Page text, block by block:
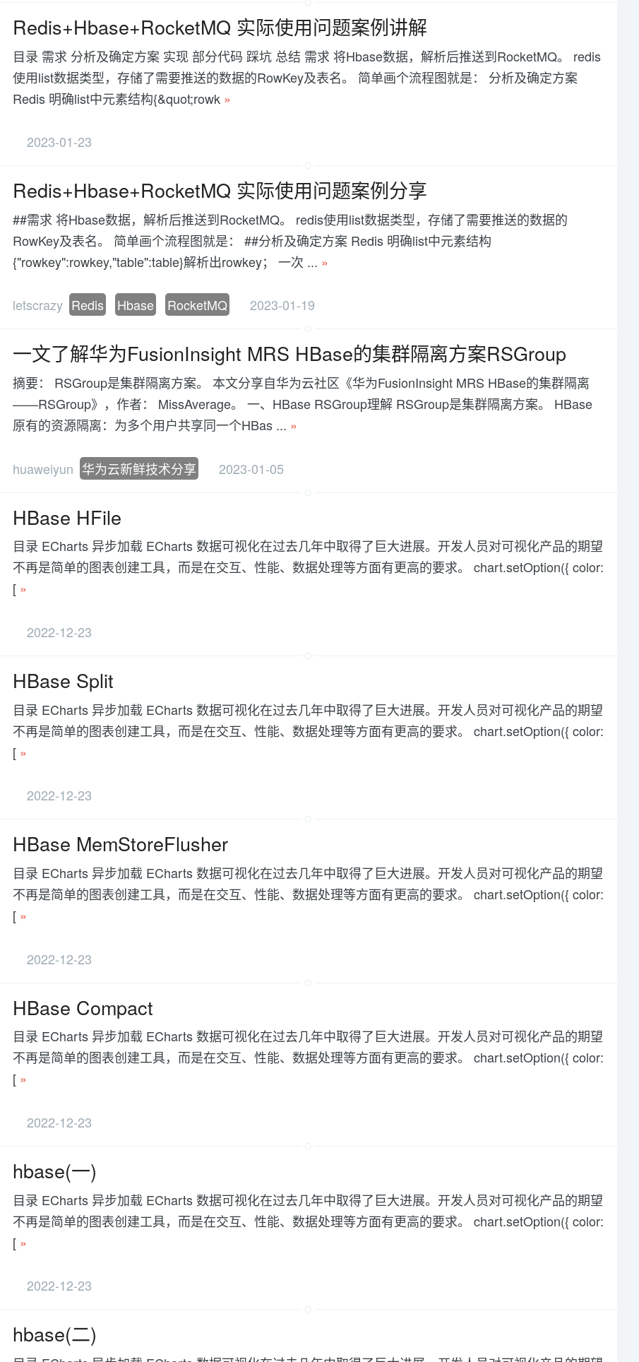
Redis+Hbase+RocketMQ 实际使用问题案例讲解
目录 需求 分析及确定方案 实现 部分代码 踩坑 总结 需求 将Hbase数据，解析后推送到RocketMQ。 redis
使用list数据类型，存储了需要推送的数据的RowKey及表名。 简单画个流程图就是： 分析及确定方案
Redis 明确list中元素结构{&quot;rowk »
2023-01-23
Redis+Hbase+RocketMQ 实际使用问题案例分享
##需求 将Hbase数据，解析后推送到RocketMQ。 redis使用list数据类型，存储了需要推送的数据的
RowKey及表名。 简单画个流程图就是： ##分析及确定方案 Redis 明确list中元素结构
{"rowkey":rowkey,"table":table}解析出rowkey； 一次 ... »
letscrazy Redis Hbase RocketMQ 2023-01-19
一文了解华为FusionInsight MRS HBase的集群隔离方案RSGroup
摘要： RSGroup是集群隔离方案。 本文分享自华为云社区《华为FusionInsight MRS HBase的集群隔离
——RSGroup》，作者： MissAverage。 一、HBase RSGroup理解 RSGroup是集群隔离方案。 HBase
原有的资源隔离：为多个用户共享同一个HBas ... »
huaweiyun 华为云新鲜技术分享 2023-01-05
HBase HFile
目录 ECharts 异步加载 ECharts 数据可视化在过去几年中取得了巨大进展。开发人员对可视化产品的期望
不再是简单的图表创建工具，而是在交互、性能、数据处理等方面有更高的要求。 chart.setOption({ color:
[ »
2022-12-23
HBase Split
目录 ECharts 异步加载 ECharts 数据可视化在过去几年中取得了巨大进展。开发人员对可视化产品的期望
不再是简单的图表创建工具，而是在交互、性能、数据处理等方面有更高的要求。 chart.setOption({ color:
[ »
2022-12-23
HBase MemStoreFlusher
目录 ECharts 异步加载 ECharts 数据可视化在过去几年中取得了巨大进展。开发人员对可视化产品的期望
不再是简单的图表创建工具，而是在交互、性能、数据处理等方面有更高的要求。 chart.setOption({ color:
[ »
2022-12-23
HBase Compact
目录 ECharts 异步加载 ECharts 数据可视化在过去几年中取得了巨大进展。开发人员对可视化产品的期望
不再是简单的图表创建工具，而是在交互、性能、数据处理等方面有更高的要求。 chart.setOption({ color:
[ »
2022-12-23
hbase(一)
目录 ECharts 异步加载 ECharts 数据可视化在过去几年中取得了巨大进展。开发人员对可视化产品的期望
不再是简单的图表创建工具，而是在交互、性能、数据处理等方面有更高的要求。 chart.setOption({ color:
[ »
2022-12-23
hbase(二)